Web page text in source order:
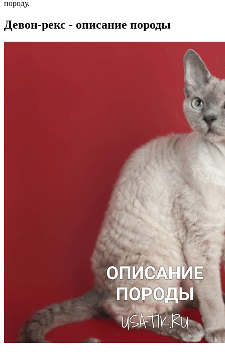
породу.
Девон-рекс - описание породы